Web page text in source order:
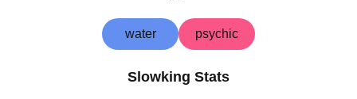
water psychic
Slowking Stats